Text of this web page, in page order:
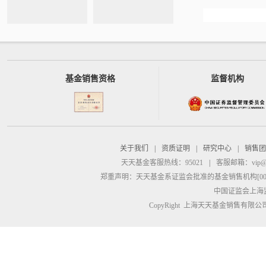
基金销售资格 监督机构
关于我们 资质证明 研究中心
销售
天天基金客服热线：95021
客服邮箱：
郑重声明： 天天基金系证监会批准的基金销售机构
中国证监会上
CopyRight 上海天天基金销售有限